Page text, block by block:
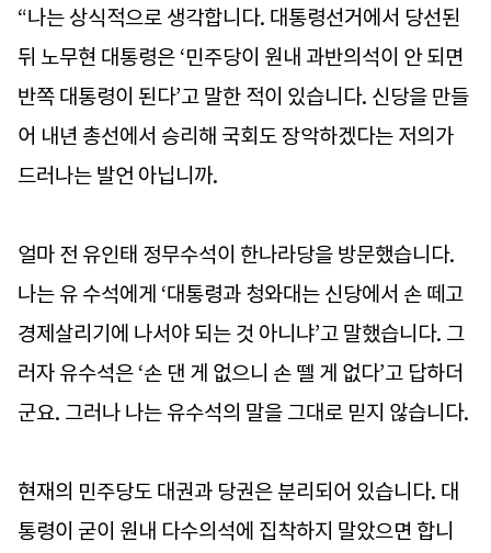
“나는 상식적으로 생각합니다. 대통령선거에서 당선된
뒤 노무현 대통령은 ‘민주당이 원내 과반의석이 안 되면
반쪽 대통령이 된다’고 말한 적이 있습니다. 신당을 만들
어 내년 총선에서 승리해 국회도 장악하겠다는 저의가
드러나는 발언 아닙니까.
얼마 전 유인태 정무수석이 한나라당을 방문했습니다.
나는 유 수석에게 ‘대통령과 청와대는 신당에서 손 떼고
경제살리기에 나서야 되는 것 아니냐’고 말했습니다. 그
러자 유수석은 ‘손 댄 게 없으니 손 뗄 게 없다’고 답하더
군요. 그러나 나는 유수석의 말을 그대로 믿지 않습니다.
현재의 민주당도 대권과 당권은 분리되어 있습니다. 대
통령이 굳이 원내 다수의석에 집착하지 말았으면 합니